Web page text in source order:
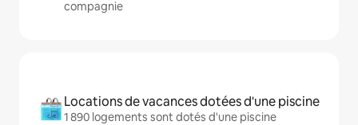
compagnie
Locations de vacances dotées d'une piscine
1 890 logements sont dotés d'une piscine